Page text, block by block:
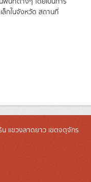
กในจังหวัด สถานที่
แขวงลาดยาว เขตจตุจักร